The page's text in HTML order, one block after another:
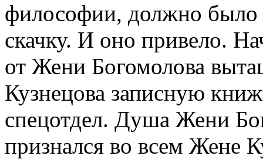
философии, должно было
скачку. И оно привело.
от Жени Богомолова
Кузнецова записную
спецотдел. Душа Жени
признался во всем Жене